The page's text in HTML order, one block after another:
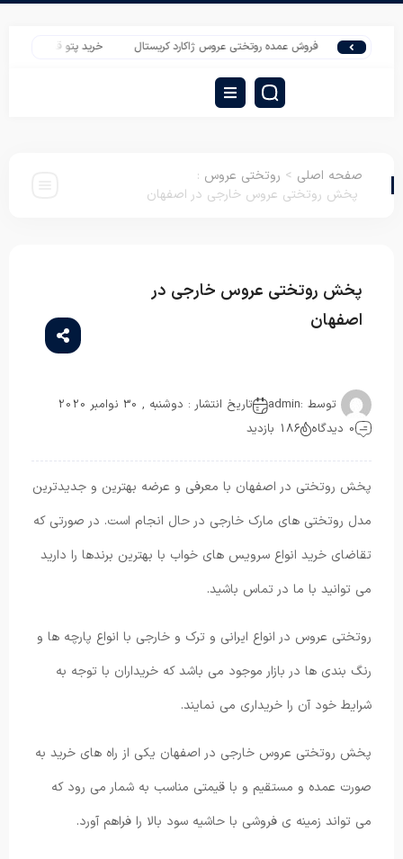
فروش عمده روتختی عروس ژاکارد کریستال خرید پتو قیمت مناسب
صفحه اصلی > روتختی عروس :
پخش روتختی عروس خارجی در اصفهان
پخش روتختی عروس خارجی در
اصفهان
توسط :admin
تاریخ انتشار : دوشنبه , 30 نوامبر 2020
0 دیدگاه
186 بازدید
پخش روتختی در اصفهان با معرفی و عرضه بهترین و جدیدترین
مدل روتختی های مارک خارجی در حال انجام است. در صورتی که
تقاضای خرید انواع سرویس های خواب با بهترین برندها را دارید
می توانید با ما در تماس باشید.
روتختی عروس در انواع ایرانی و ترک و خارجی با انواع پارچه ها و
رنگ بندی ها در بازار موجود می باشد که خریداران با توجه به
شرایط خود آن را خریداری می نمایند.
پخش روتختی عروس خارجی در اصفهان یکی از راه های خرید به
صورت عمده و مستقیم و با قیمتی مناسب به شمار می رود که
می تواند زمینه ی فروشی با حاشیه سود بالا را فراهم آورد.